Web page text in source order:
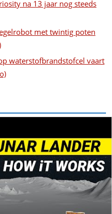
na 13 jaar nog steeds
met twintig poten
waterstofbrandstofcel vaart
lanceert Dana:
platform voor fysieke AI
leveren meer